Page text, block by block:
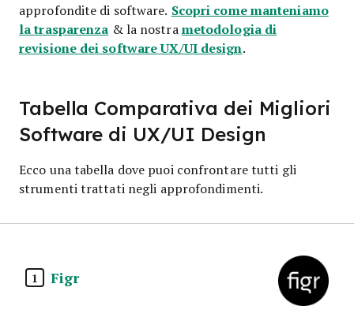
approfondite di software. Scopri come manteniamo
la trasparenza & la nostra metodologia di
revisione dei software UX/UI design.
Tabella Comparativa dei Migliori
Software di UX/UI Design
Ecco una tabella dove puoi confrontare tutti gli
strumenti trattati negli approfondimenti.
1 Figr